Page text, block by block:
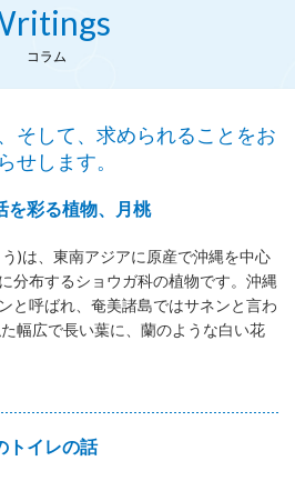
コラム
そして、求められることをお
せします。
を彩る植物、月桃
う)は、東南アジアに原産で沖縄を中心
分布するショウガ科の植物です。沖縄
と呼ばれ、奄美諸島ではサネンと言わ
幅広で長い葉に、蘭のような白い花
トイレの話